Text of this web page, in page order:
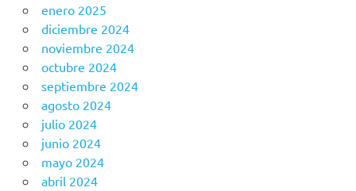
enero 2025
diciembre 2024
noviembre 2024
octubre 2024
septiembre 2024
agosto 2024
julio 2024
junio 2024
mayo 2024
abril 2024